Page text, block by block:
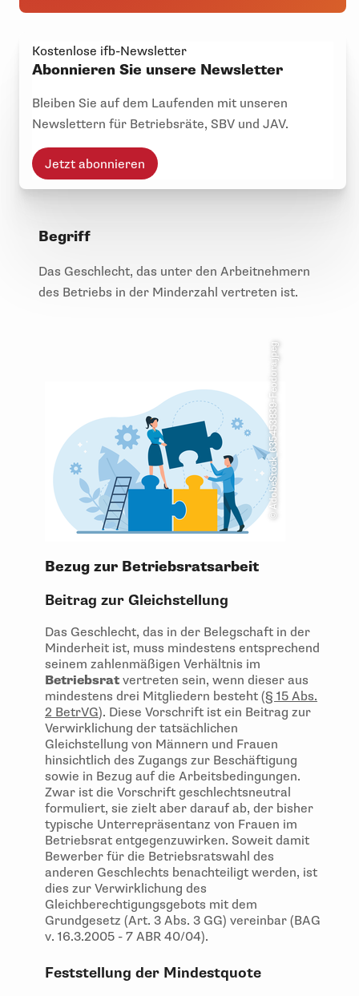
Kostenlose ifb-Newsletter
Abonnieren Sie unsere Newsletter
Bleiben Sie auf dem Laufenden mit unseren
Newslettern für Betriebsräte, SBV und JAV.
Jetzt abonnieren
Begriff
Das Geschlecht, das unter den Arbeitnehmern
des Betriebs in der Minderzahl vertreten ist.
© AdobeStock_635453839-Feodora.jpeg
Bezug zur Betriebsratsarbeit
Beitrag zur Gleichstellung
Das Geschlecht, das in der Belegschaft in der
Minderheit ist, muss mindestens entsprechend
seinem zahlenmäßigen Verhältnis im
Betriebsrat vertreten sein, wenn dieser aus
mindestens drei Mitgliedern besteht (§ 15 Abs.
2 BetrVG). Diese Vorschrift ist ein Beitrag zur
Verwirklichung der tatsächlichen
Gleichstellung von Männern und Frauen
hinsichtlich des Zugangs zur Beschäftigung
sowie in Bezug auf die Arbeitsbedingungen.
Zwar ist die Vorschrift geschlechtsneutral
formuliert, sie zielt aber darauf ab, der bisher
typische Unterrepräsentanz von Frauen im
Betriebsrat entgegenzuwirken. Soweit damit
Bewerber für die Betriebsratswahl des
anderen Geschlechts benachteiligt werden, ist
dies zur Verwirklichung des
Gleichberechtigungsgebots mit dem
Grundgesetz (Art. 3 Abs. 3 GG) vereinbar (BAG
v. 16.3.2005 - 7 ABR 40/04).
Feststellung der Mindestquote